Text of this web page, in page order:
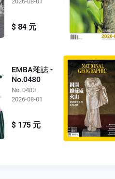
$ 84 元
EMBA雜誌 -
No.0480
No. 0480
2026-08-01
$ 175 元